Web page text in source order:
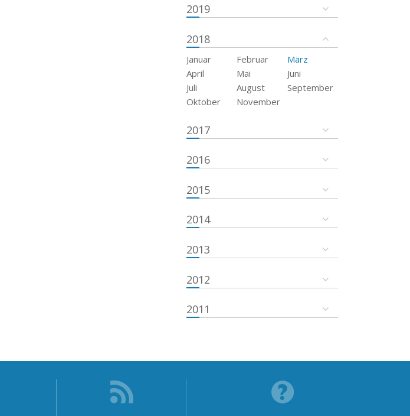
2019
2018
Januar Februar
März
April
Mai
Juni
Juli
August
September
Oktober
November
2017
2016
2015
2014
2013
2012
2011